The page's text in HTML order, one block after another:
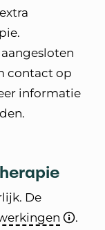
contact op
informatie
De
.